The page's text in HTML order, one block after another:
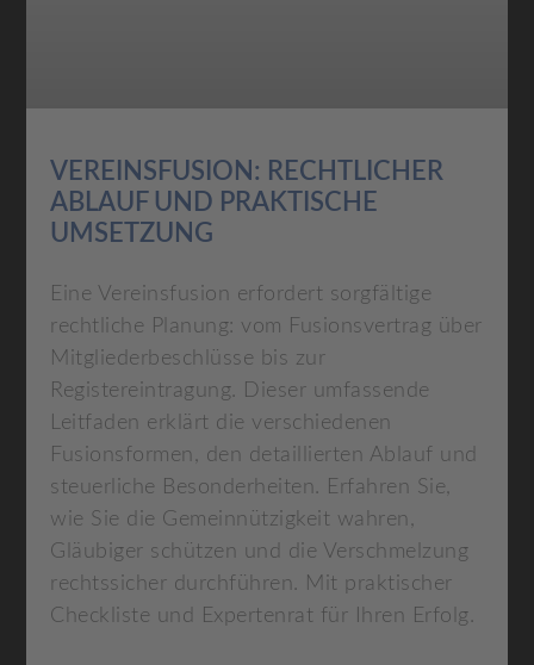
VEREINSFUSION: RECHTLICHER
ABLAUF UND PRAKTISCHE
UMSETZUNG
Eine Vereinsfusion erfordert sorgfältige
rechtliche Planung: vom Fusionsvertrag über
Mitgliederbeschlüsse bis zur
Registereintragung. Dieser umfassende
Leitfaden erklärt die verschiedenen
Fusionsformen, den detaillierten Ablauf und
steuerliche Besonderheiten. Erfahren Sie,
wie Sie die Gemeinnützigkeit wahren,
Gläubiger schützen und die Verschmelzung
rechtssicher durchführen. Mit praktischer
Checkliste und Expertenrat für Ihren Erfolg.